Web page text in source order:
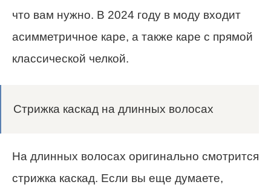
что вам нужно. В 2024 году в моду входит
асимметричное каре, а также каре с прямой
классической челкой.
Стрижка каскад на длинных волосах
На длинных волосах оригинально смотрится
стрижка каскад. Если вы еще думаете,